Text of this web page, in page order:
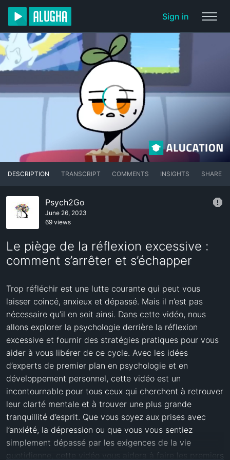
Sign in
DESCRIPTION TRANSCRIPT COMMENTS INSIGHTS SHARE
Psych2Go
June 26, 2023
69 views
Le piège de la réflexion excessive :
comment s’arrêter et s’échapper
Trop réfléchir est une lutte courante qui peut vous
laisser coincé, anxieux et dépassé. Mais il n’est pas
nécessaire qu’il en soit ainsi. Dans cette vidéo, nous
allons explorer la psychologie derrière la réflexion
excessive et fournir des stratégies pratiques pour vous
aider à vous libérer de ce cycle. Avec les idées
d’experts de premier plan en psychologie et en
développement personnel, cette vidéo est un
incontournable pour tous ceux qui cherchent à retrouver
leur clarté mentale et à trouver une plus grande
tranquillité d’esprit. Que vous soyez aux prises avec
l’anxiété, la dépression ou que vous vous sentiez
simplement dépassé par les exigences de la vie
quotidienne, cette vidéo vous aidera à faire les premiers